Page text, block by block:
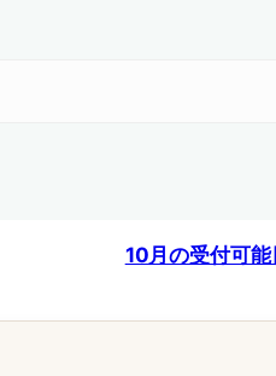
10月の受付可